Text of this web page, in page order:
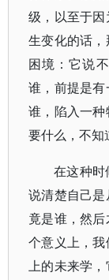
级，以至于
生变化的话
困境：它说
谁，前提是
谁，陷入一
要什么，不知
在这种
说清楚自己
竟是谁，然
个意义上，
上的未来学